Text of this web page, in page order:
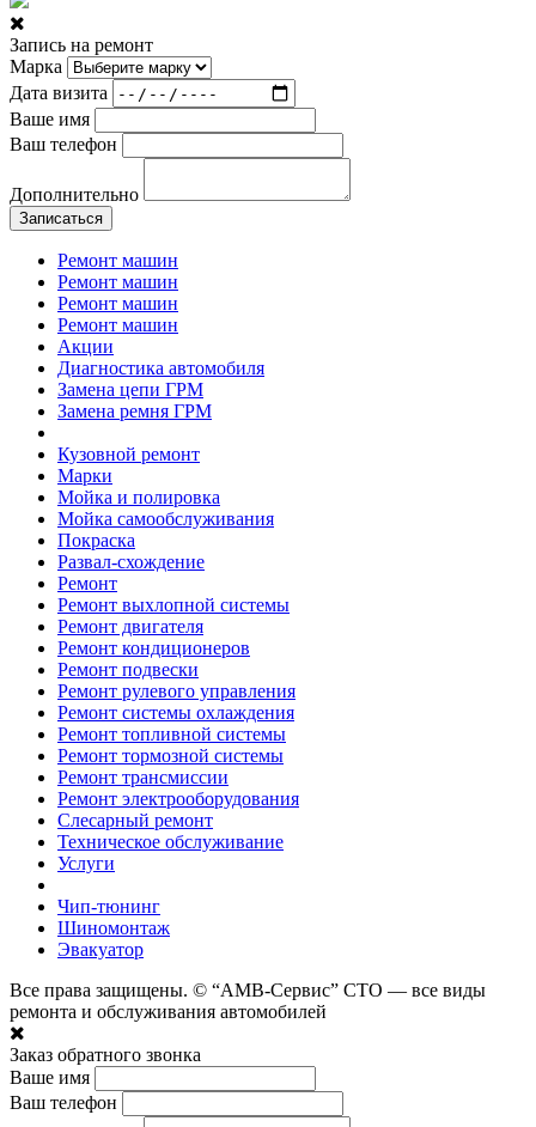
Запись на ремонт
Марка
Дата визита
Ваше имя
Ваш телефон
Дополнительно
Записаться
Ремонт машин
Ремонт машин
Ремонт машин
Ремонт машин
Акции
Диагностика автомобиля
Замена цепи ГРМ
Замена ремня ГРМ
Кузовной ремонт
Марки
Мойка и полировка
Мойка самообслуживания
Покраска
Развал-схождение
Ремонт
Ремонт выхлопной системы
Ремонт двигателя
Ремонт кондиционеров
Ремонт подвески
Ремонт рулевого управления
Ремонт системы охлаждения
Ремонт топливной системы
Ремонт тормозной системы
Ремонт трансмиссии
Ремонт электрооборудования
Слесарный ремонт
Техническое обслуживание
Услуги
Чип-тюнинг
Шиномонтаж
Эвакуатор
Все права защищены. © “АМВ-Сервис” СТО — все виды
ремонта и обслуживания автомобилей
Заказ обратного звонка
Ваше имя
Ваш телефон